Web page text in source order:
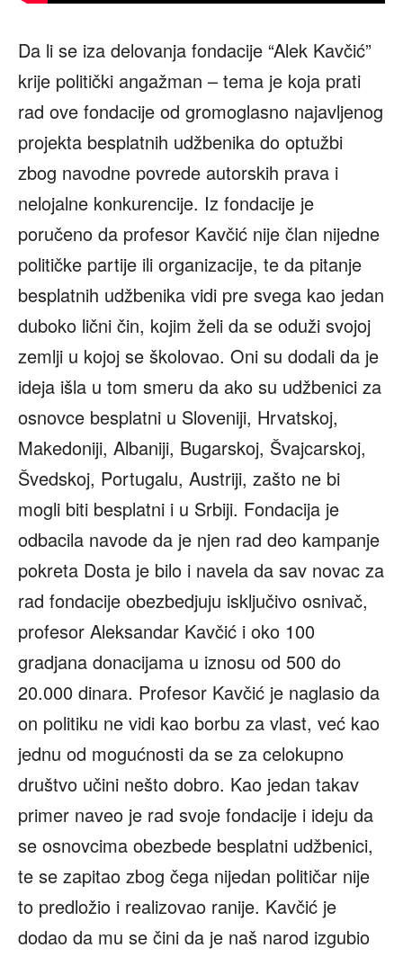
Da li se iza delovanja fondacije “Alek Kavčić”
krije politički angažman – tema je koja prati
rad ove fondacije od gromoglasno najavljenog
projekta besplatnih udžbenika do optužbi
zbog navodne povrede autorskih prava i
nelojalne konkurencije. Iz fondacije je
poručeno da profesor Kavčić nije član nijedne
političke partije ili organizacije, te da pitanje
besplatnih udžbenika vidi pre svega kao jedan
duboko lični čin, kojim želi da se oduži svojoj
zemlji u kojoj se školovao. Oni su dodali da je
ideja išla u tom smeru da ako su udžbenici za
osnovce besplatni u Sloveniji, Hrvatskoj,
Makedoniji, Albaniji, Bugarskoj, Švajcarskoj,
Švedskoj, Portugalu, Austriji, zašto ne bi
mogli biti besplatni i u Srbiji. Fondacija je
odbacila navode da je njen rad deo kampanje
pokreta Dosta je bilo i navela da sav novac za
rad fondacije obezbedjuju isključivo osnivač,
profesor Aleksandar Kavčić i oko 100
gradjana donacijama u iznosu od 500 do
20.000 dinara. Profesor Kavčić je naglasio da
on politiku ne vidi kao borbu za vlast, već kao
jednu od mogućnosti da se za celokupno
društvo učini nešto dobro. Kao jedan takav
primer naveo je rad svoje fondacije i ideju da
se osnovcima obezbede besplatni udžbenici,
te se zapitao zbog čega nijedan političar nije
to predložio i realizovao ranije. Kavčić je
dodao da mu se čini da je naš narod izgubio